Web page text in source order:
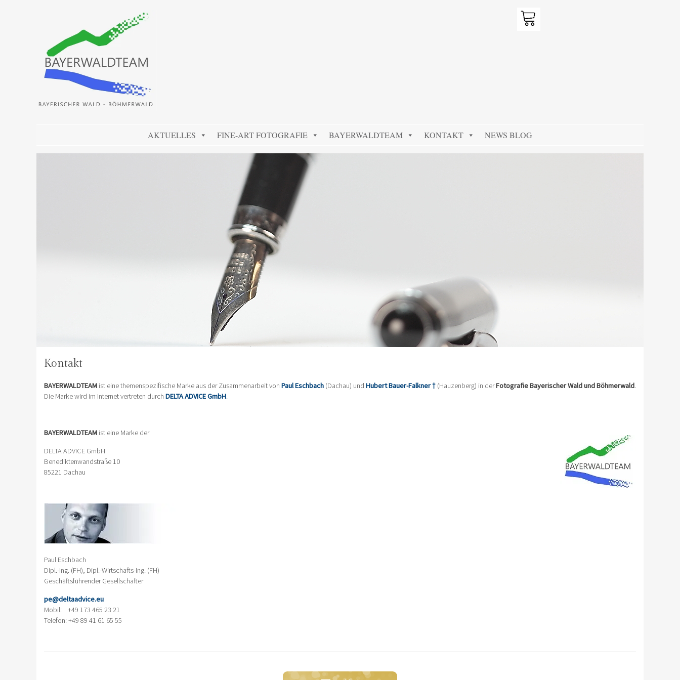
AKTUELLES FINE-ART FOTOGRAFIE BAYERWALDTEAM KONTAKT NEWS BLOG
Kontakt
BAYERWALDTEAM ist eine themenspezifische Marke aus der Zusammenarbeit von Paul Eschbach (Dachau) und Hubert Bauer-Falkner † (Hauzenberg) in derFotografie Bayerischer Wald und Böhmerwald.
Die Marke wird im Internet vertreten durch DELTA ADVICE GmbH.
BAYERWALDTEAM ist eine Marke der
DELTA ADVICE GmbH
Benediktenwandstraße 10
85221 Dachau
Paul Eschbach
Dipl.-Ing. (FH), Dipl.-Wirtschafts-Ing. (FH)
Geschäftsführender Gesellschafter
pe@deltaadvice.eu
Mobil: +49 173 465 23 21
Telefon: +49 89 41 61 65 55